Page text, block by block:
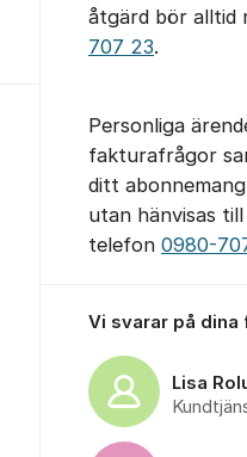
åtgärd bör alltid
707 23.
Personliga
fakturafrågor
ditt
utan hänvisas
telefon 0980-
Vi svarar på dina
Lisa